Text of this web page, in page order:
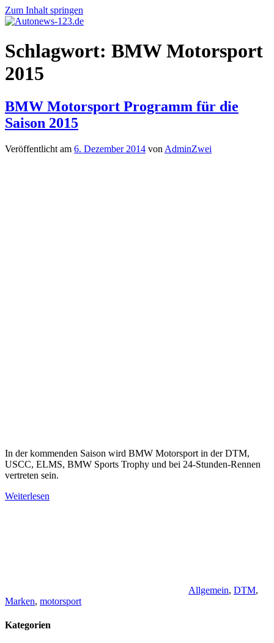
Zum Inhalt springen
Autonews-
123.de
Autonews
mit
Schlagwort: BMW Motorsport
2015
BMW Motorsport Programm für die
Saison 2015
Veröffentlicht am 6. Dezember 2014 von AdminZwei
In der kommenden Saison wird BMW Motorsport in der DTM,
USCC, ELMS, BMW Sports Trophy und bei 24-Stunden-Rennen
vertreten sein.
Weiterlesen
Allgemein, DTM,
Marken, motorsport
Kategorien